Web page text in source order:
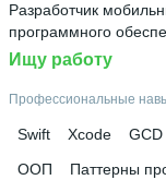
Разработчик
программного
Ищу работу
Профессиональные
Swift Xcode GCD
ООП
Паттерны